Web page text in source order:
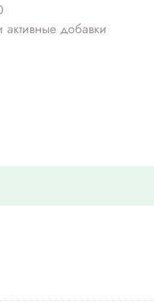
активные добавки